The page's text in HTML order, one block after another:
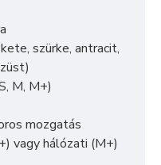
szürke, antracit,
M, M+)
mozgatás
vagy hálózati (M+)